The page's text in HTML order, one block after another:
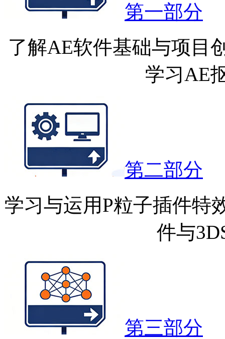
第一部分
了解AE软件基础与项目
学习AE
第二部分
学习与运用P粒子插件特
件与
第三部分